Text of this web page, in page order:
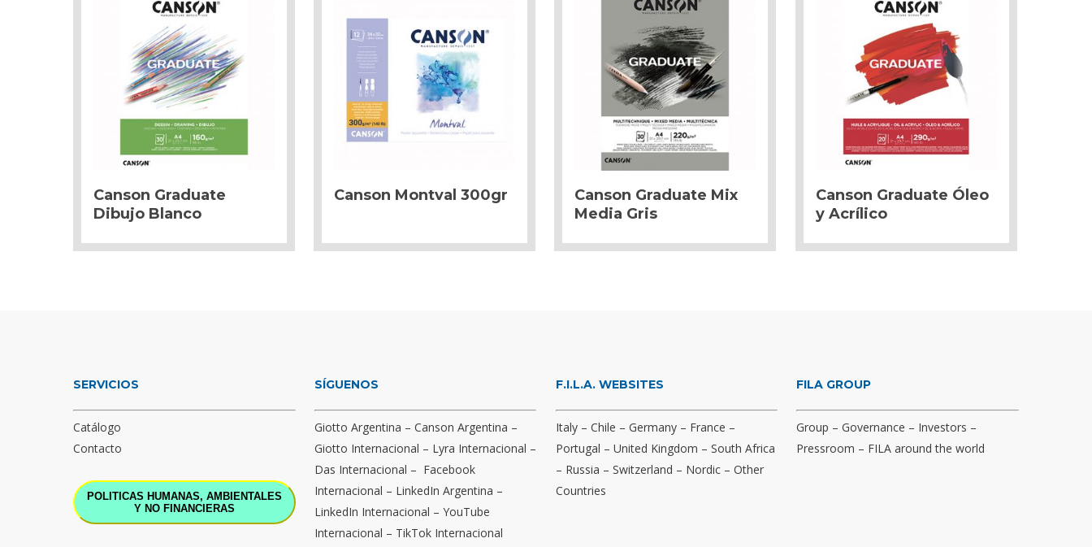
Canson Graduate
Dibujo Blanco
Canson Montval 300gr
Canson Graduate Mix
Media Gris
Canson Graduate Óleo
y Acrílico
SERVICIOS
Catálogo
Contacto
POLITICAS HUMANAS, AMBIENTALES
Y NO FINANCIERAS
SÍGUENOS
Giotto Argentina – Canson Argentina –
Giotto Internacional – Lyra Internacional –
Das Internacional – Facebook
Internacional – LinkedIn Argentina –
LinkedIn Internacional – YouTube
Internacional – TikTok Internacional
F.I.L.A. WEBSITES
Italy– Chile – Germany– France –
Portugal – United Kingdom – South Africa
– Russia – Switzerland – Nordic– Other
Countries
FILA GROUP
Group –Governance – Investors –
Pressroom – FILA around the world